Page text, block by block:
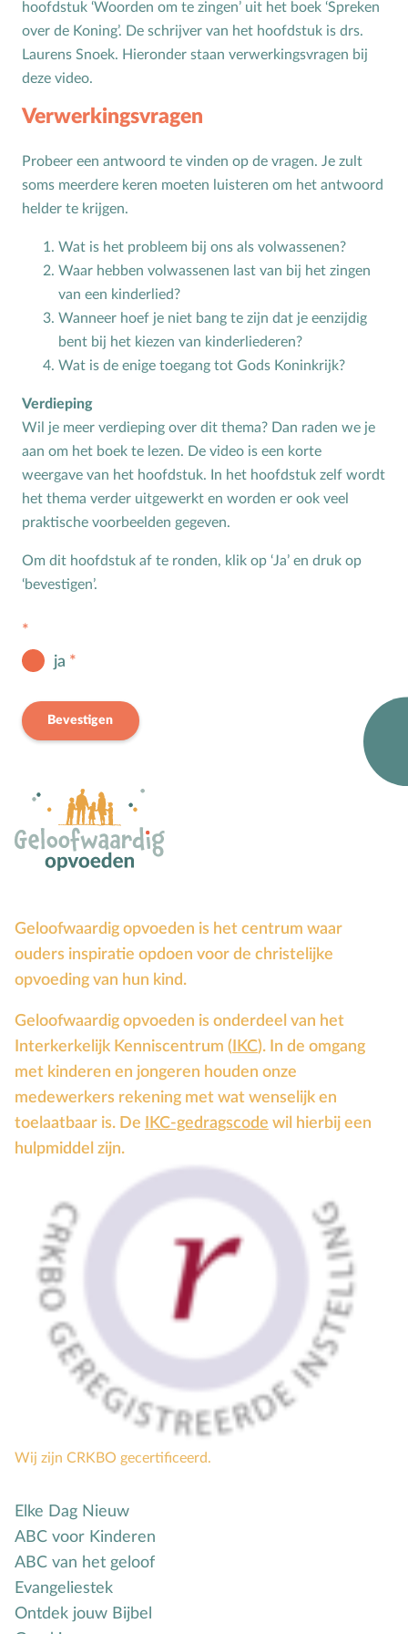
Toerusting op locatie
Online cursussen
Opvoedkringen
Boekentips voor ouders en opvoedkringen
Alle onderwerpen
Andersbegaafd
Baby
Biddag
Bijbelse kernbegrippen
Bijbelstudie
Bijbelteksten memoriseren
Bijbelverhalen
C
Christen zijn
Dankdag
Evangeliseren
G
Gebedsvormen
Geloofsgesprek
Goede Vrijdag
Groepsdruk
Grootouders
Hervormingsdag
Huwelijk
I
Internet
Kerkgeschiedenis
Kerst
Kerstverhalen
Kindermishandeling/-misbruik
Kleuter
Lichamelijke ontwikkeling
Meerbegaafd/hoogbegaafd
Mensbeeld
Moeder-kindrelatie
Muziek
Natuur
Opvoedstijl
Oud & Nieuw
Ouderschap
Pinksteren
Pleeggezin
Probleemgedrag
Puberteit
S
School
hoofdstuk ‘Woorden om te zingen’ uit het boek ‘Spreken
over de Koning’. De schrijver van het hoofdstuk is drs.
Laurens Snoek. Hieronder staan verwerkingsvragen bij
deze video.
Verwerkingsvragen
Probeer een antwoord te vinden op de vragen. Je zult
soms meerdere keren moeten luisteren om het antwoord
helder te krijgen.
Wat is het probleem bij ons als volwassenen?
Waar hebben volwassenen last van bij het zingen
van een kinderlied?
Wanneer hoef je niet bang te zijn dat je eenzijdig
bent bij het kiezen van kinderliederen?
Wat is de enige toegang tot Gods Koninkrijk?
Verdieping
Wil je meer verdieping over dit thema? Dan raden we je
aan om het boek te lezen. De video is een korte
weergave van het hoofdstuk. In het hoofdstuk zelf wordt
het thema verder uitgewerkt en worden er ook veel
praktische voorbeelden gegeven.
Om dit hoofdstuk af te ronden, klik op ‘Ja’ en druk op
‘bevestigen’.
ja
Bevestigen
Geloofwaardig opvoeden is het centrum waar
ouders inspiratie opdoen voor de christelijke
opvoeding van hun kind.
Geloofwaardig opvoeden is onderdeel van het
Interkerkelijk Kenniscentrum ( IKC). In de omgang
met kinderen en jongeren houden onze
medewerkers rekening met wat wenselijk en
toelaatbaar is. De
IKC-gedragscode wil hierbij een
hulpmiddel zijn.
Wij zijn CRKBO gecertificeerd.
Elke Dag Nieuw
ABC voor Kinderen
ABC van het geloof
Evangeliestek
Ontdek jouw Bijbel